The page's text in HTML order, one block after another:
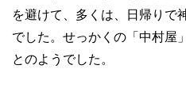
を避けて、多くは、日帰りで
でした。せっかくの「中村屋
とのようでした。